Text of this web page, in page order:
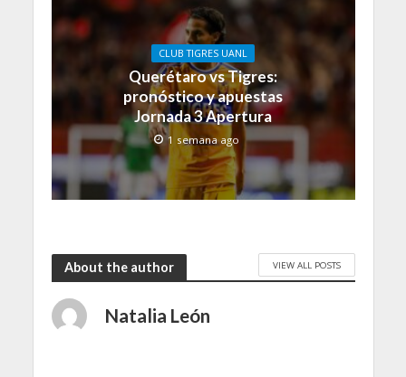
CLUB TIGRES UANL
Querétaro vs Tigres:
pronóstico y apuestas
Jornada 3 Apertura
1 semana ago
About the author VIEW ALL POSTS
Natalia León